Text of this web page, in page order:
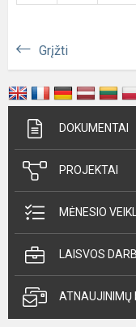
Grįžti
DOKUMENTAI
PROJEKTAI
MĖNESIO
LAISVOS
ATNAUJINIMŲ